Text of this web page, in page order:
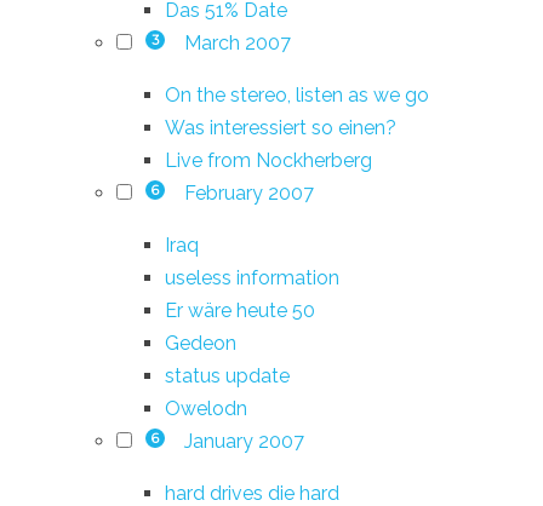
Das 51% Date
3 March 2007
On the stereo, listen as we go
Was interessiert so einen?
Live from Nockherberg
6 February 2007
Iraq
useless information
Er wäre heute 50
Gedeon
status update
Owelodn
6 January 2007
hard drives die hard